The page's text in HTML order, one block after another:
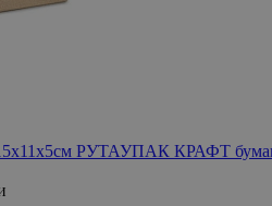
РУТАУПАК КРАФТ